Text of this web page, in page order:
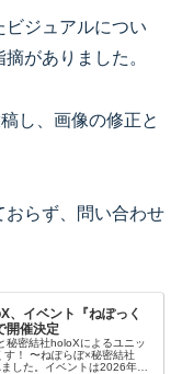
ビジュアルについ
がありました。
し、画像の修正と
おらず、問い合わせ
、イベント『ねぽっく
開催決定
秘密結社holoXによるユニッ
す！ 〜ねぽらぼ×秘密結社
した。イベントは2026年9